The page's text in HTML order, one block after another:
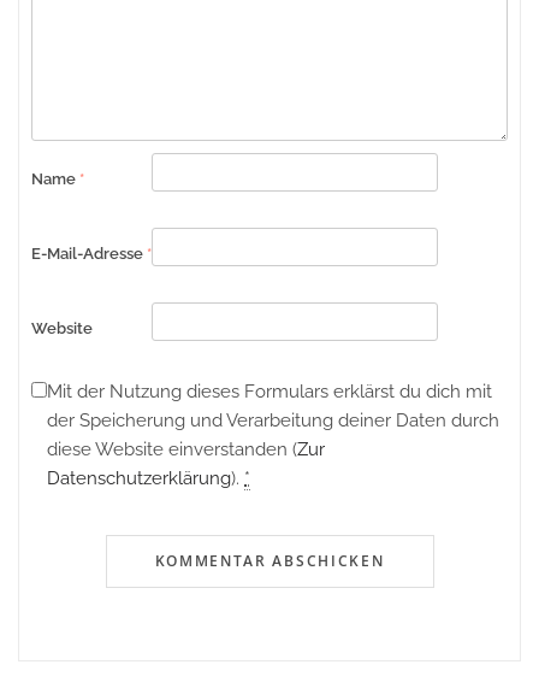
Name *
E-Mail-Adresse *
Website
Mit der Nutzung dieses Formulars erklärst du dich mit
der Speicherung und Verarbeitung deiner Daten durch
diese Website einverstanden (Zur
Datenschutzerklärung). *